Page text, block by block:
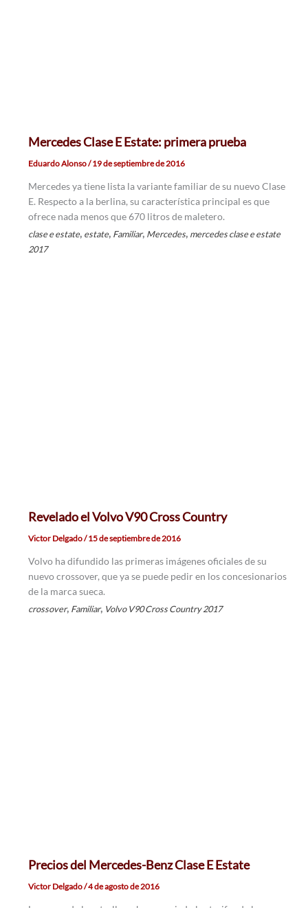
Mercedes Clase E Estate: primera prueba
Eduardo Alonso/19 de septiembre de 2016
Mercedes ya tiene lista la variante familiar de su nuevo Clase
E. Respecto a la berlina, su característica principal es que
ofrece nada menos que 670 litros de maletero.
clase e estate, estate, Familiar, Mercedes, mercedes clase e estate
2017
Revelado el Volvo V90 Cross Country
Victor Delgado/15 de septiembre de 2016
Volvo ha difundido las primeras imágenes oficiales de su
nuevo crossover, que ya se puede pedir en los concesionarios
de la marca sueca.
crossover, Familiar, Volvo V90 Cross Country 2017
Precios del Mercedes-Benz Clase E Estate
Victor Delgado/4 de agosto de 2016